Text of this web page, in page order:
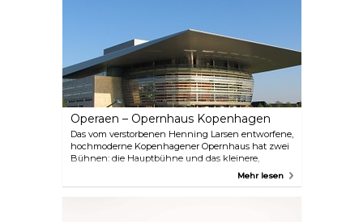
Rampe des Turms hinaufgefahren ist.
Operaen – Opernhaus Kopenhagen
Das vom verstorbenen Henning Larsen entworfene,
hochmoderne Kopenhagener Opernhaus hat zwei
Bühnen: die Hauptbühne und das kleinere,
experimentellere Takkeløftet. Das Repertoire reicht
Mehr lesen